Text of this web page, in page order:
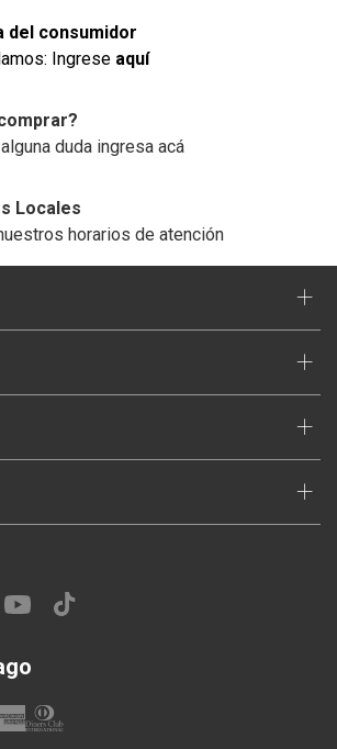
del consumidor
Ingrese aquí
duda ingresa acá
Locales
horarios de atención
+
+
+
+